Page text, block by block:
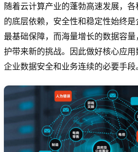
随着云计算产业的蓬勃高速发展，
的底层依赖，安全性和稳定性始终
最基础保障，而海量增长的数据容
护带来新的挑战。因此做好核心应
企业数据安全和业务连续的必要手段